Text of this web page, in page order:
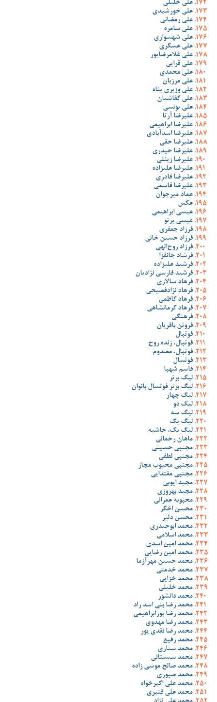
علی خلیلی
علی خورشیدی
علی رمضانی
علی سامره
علی شهسواری
علی عسگری
علی غلامرضاپور
علی قرایی
علی محمدی
علی مرزبان
علی وزیری پناه
علی کفاشیان
علی یونسی
علیرضا آرتا
علیرضا ابراهیمی
علیرضا اسدآبادی
علیرضا حقی
علیرضا حیدری
علیرضا زینلی
علیرضا علیزاده
علیرضا قادری
علیرضا قاسمی
عماد میرجوان
عکس
عیسی ابراهیمی
عیسی پرتو
فرزاد جعفری
فرزاد حسین خانی
فرزاد روح‌الهی
فرشاد جانفزا
فرشید علیزاده
فرشید فارسی نژادیان
فرهاد سالاری
فرهاد نژادفصیحی
فرهاد کاظمی
فرهاد کرمانشاهی
فرهنگی
فروتن باقریان
فوتبال
فوتبال، زنده روح
فوتبال، مصدوم
فوتسال
قاسم شهبا
لیگ برتر
لیگ برتر فوتسال بانوان
لیگ چهار
لیگ دو
لیگ سه
لیگ یک
لیگ یک، حاشیه
ماهان رحمانی
مجتبی حسینی
مجتبی لطفی
مجتبی محبوب مجاز
مجتبی مقتدایی
مجید ایوبی
مجید بهروزی
محبوبه عمرانی
محسن اخگر
محسن دلیر
محمد ابوحیدری
محمد اسلامی
محمد امین اسدی
محمد امین رضایی
محمد حسین مهرآزما
محمد خدمتی
محمد خزایی
محمد خلیلی
محمد دانشور
محمد رضا بنی اسد راد
محمد رضا پورابراهیمی
محمد رضا مهدوی
محمد رضا نقدی پور
محمد رفیع
محمد ستاری
محمد سیستانی
محمد صالح موسی زاده
محمد صبوری
محمد علی اکبرخواه
محمد علی قنبری